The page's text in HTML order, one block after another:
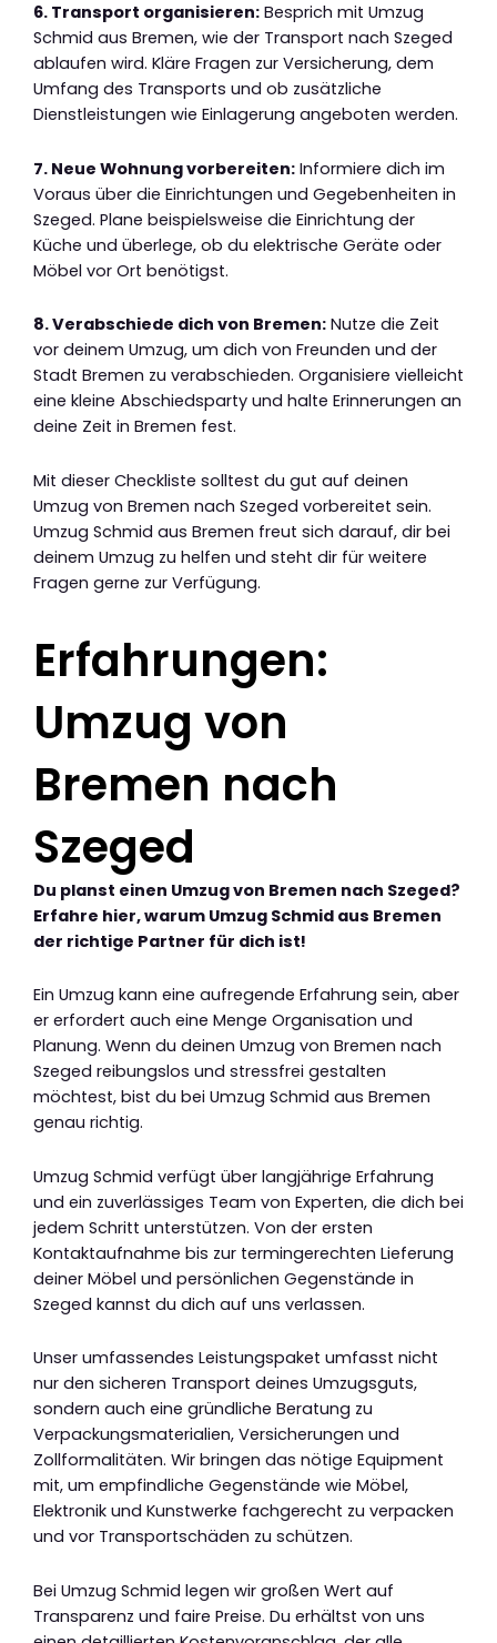
6. Transport organisieren: Besprich mit Umzug
Schmid aus Bremen, wie der Transport nach Szeged
ablaufen wird. Kläre Fragen zur Versicherung, dem
Umfang des Transports und ob zusätzliche
Dienstleistungen wie Einlagerung angeboten werden.
7. Neue Wohnung vorbereiten: Informiere dich im
Voraus über die Einrichtungen und Gegebenheiten in
Szeged. Plane beispielsweise die Einrichtung der
Küche und überlege, ob du elektrische Geräte oder
Möbel vor Ort benötigst.
8. Verabschiede dich von Bremen: Nutze die Zeit
vor deinem Umzug, um dich von Freunden und der
Stadt Bremen zu verabschieden. Organisiere vielleicht
eine kleine Abschiedsparty und halte Erinnerungen an
deine Zeit in Bremen fest.
Mit dieser Checkliste solltest du gut auf deinen
Umzug von Bremen nach Szeged vorbereitet sein.
Umzug Schmid aus Bremen freut sich darauf, dir bei
deinem Umzug zu helfen und steht dir für weitere
Fragen gerne zur Verfügung.
Erfahrungen:
Umzug von
Bremen nach
Szeged
Du planst einen Umzug von Bremen nach Szeged?
Erfahre hier, warum Umzug Schmid aus Bremen
der richtige Partner für dich ist!
Ein Umzug kann eine aufregende Erfahrung sein, aber
er erfordert auch eine Menge Organisation und
Planung. Wenn du deinen Umzug von Bremen nach
Szeged reibungslos und stressfrei gestalten
möchtest, bist du bei Umzug Schmid aus Bremen
genau richtig.
Umzug Schmid verfügt über langjährige Erfahrung
und ein zuverlässiges Team von Experten, die dich bei
jedem Schritt unterstützen. Von der ersten
Kontaktaufnahme bis zur termingerechten Lieferung
deiner Möbel und persönlichen Gegenstände in
Szeged kannst du dich auf uns verlassen.
Unser umfassendes Leistungspaket umfasst nicht
nur den sicheren Transport deines Umzugsguts,
sondern auch eine gründliche Beratung zu
Verpackungsmaterialien, Versicherungen und
Zollformalitäten. Wir bringen das nötige Equipment
mit, um empfindliche Gegenstände wie Möbel,
Elektronik und Kunstwerke fachgerecht zu verpacken
und vor Transportschäden zu schützen.
Bei Umzug Schmid legen wir großen Wert auf
Transparenz und faire Preise. Du erhältst von uns